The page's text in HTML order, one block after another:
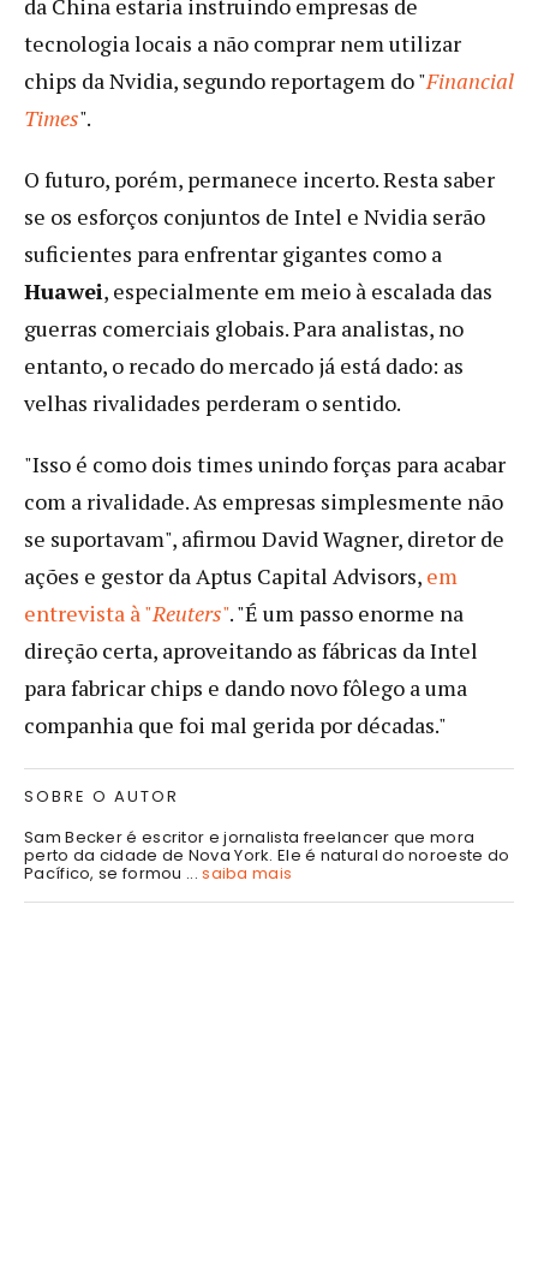
da China estaria instruindo empresas de
tecnologia locais a não comprar nem utilizar
chips da Nvidia, segundo reportagem do "Financial
Times".
O futuro, porém, permanece incerto. Resta saber
se os esforços conjuntos de Intel e Nvidia serão
suficientes para enfrentar gigantes como a
Huawei, especialmente em meio à escalada das
guerras comerciais globais. Para analistas, no
entanto, o recado do mercado já está dado: as
velhas rivalidades perderam o sentido.
"Isso é como dois times unindo forças para acabar
com a rivalidade. As empresas simplesmente não
se suportavam", afirmou David Wagner, diretor de
ações e gestor da Aptus Capital Advisors, em
entrevista à "Reuters". "É um passo enorme na
direção certa, aproveitando as fábricas da Intel
para fabricar chips e dando novo fôlego a uma
companhia que foi mal gerida por décadas."
SOBRE O AUTOR
Sam Becker é escritor e jornalista freelancer que mora
perto da cidade de Nova York. Ele é natural do noroeste do
Pacífico, se formou ...saiba mais